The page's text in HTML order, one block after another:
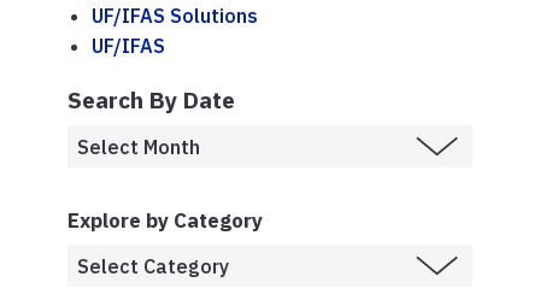
UF/IFAS Solutions
UF/IFAS
Search By Date
Explore by Category